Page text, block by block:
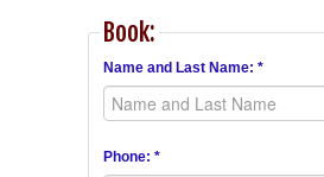
Book:
Name and Last Name: *
Phone: *